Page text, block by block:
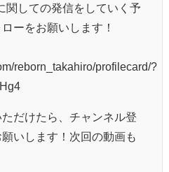
関しての発信をしていく予
ーをお願いします！
reborn_takahiro/profilecard/?
だけたら、チャンネル登
いします！次回の動画も